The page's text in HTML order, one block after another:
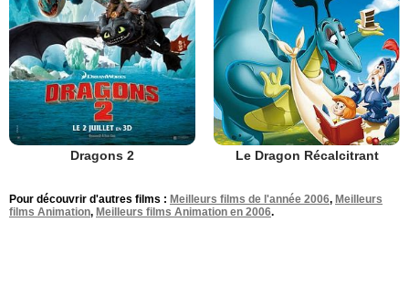
Dragons 2 Le Dragon Récalcitrant
Pour découvrir d'autres films : Meilleurs films de l'année 2006, Meilleurs
films Animation, Meilleurs films Animation en 2006.